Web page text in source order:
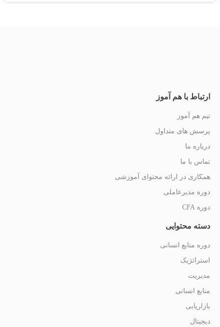
ارتباط با هم آموز
تیم هم آموز
پرسش های متداول
درباره ما
تماس با ما
همکاری در ارائه محتوای آموزشی
دوره مدیرعاملی
دوره CFA
دسته محتوایی
دوره منابع انسانی
استراتژیک
مدیریت
منابع انسانی
بازاریابی
دیجیتال